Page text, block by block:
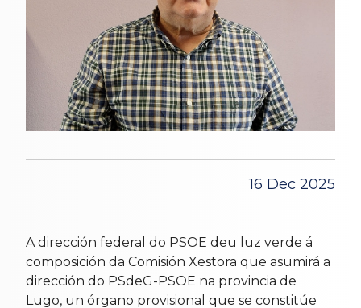
16 Dec 2025
A dirección federal do PSOE deu luz verde á
composición da Comisión Xestora que asumirá a
dirección do PSdeG-PSOE na provincia de
Lugo, un órgano provisional que se constitúe